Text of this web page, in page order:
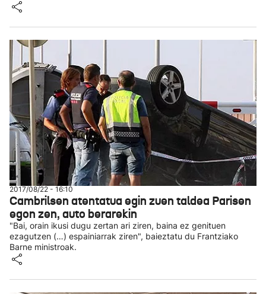
2017/08/22 - 16:10
Cambrilsen atentatua egin zuen taldea Parisen
egon zen, auto berarekin
"Bai, orain ikusi dugu zertan ari ziren, baina ez genituen
ezagutzen (…) espainiarrak ziren", baieztatu du Frantziako
Barne ministroak.